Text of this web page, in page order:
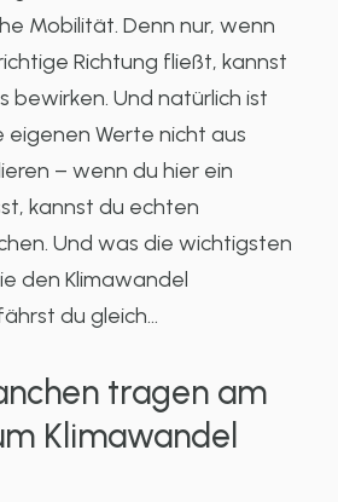
Mobilität. Denn nur, wenn
Richtung fließt, kannst
bewirken. Und natürlich ist
eigenen Werte nicht aus
– wenn du hier ein
kannst du echten
Und was die wichtigsten
den Klimawandel
du gleich…
tragen am
Klimawandel